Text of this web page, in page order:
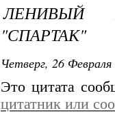
ЛЕНИВЫЙ
"СПАРТАК"
Четверг, 26
Это цитата
цитатник или